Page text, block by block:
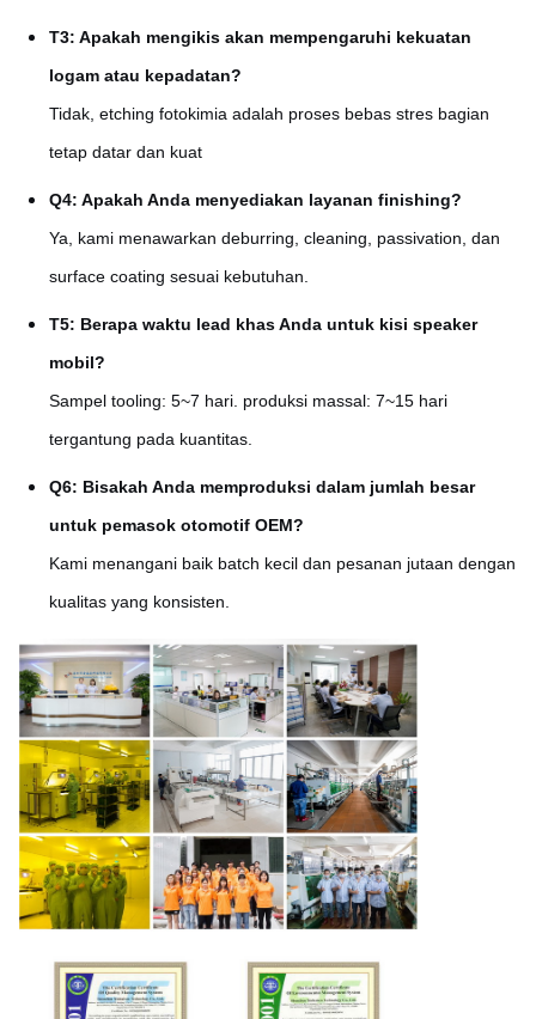
T3: Apakah mengikis akan mempengaruhi kekuatan
logam atau kepadatan?
Tidak, etching fotokimia adalah proses bebas stres bagian
tetap datar dan kuat
Q4: Apakah Anda menyediakan layanan finishing?
Ya, kami menawarkan deburring, cleaning, passivation, dan
surface coating sesuai kebutuhan.
T5: Berapa waktu lead khas Anda untuk kisi speaker
mobil?
Sampel tooling: 5~7 hari. produksi massal: 7~15 hari
tergantung pada kuantitas.
Q6: Bisakah Anda memproduksi dalam jumlah besar
untuk pemasok otomotif OEM?
Kami menangani baik batch kecil dan pesanan jutaan dengan
kualitas yang konsisten.